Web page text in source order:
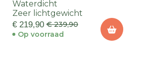
Waterdicht
Zeer lichtgewicht
€ 219,90 € 239,90
Op voorraad